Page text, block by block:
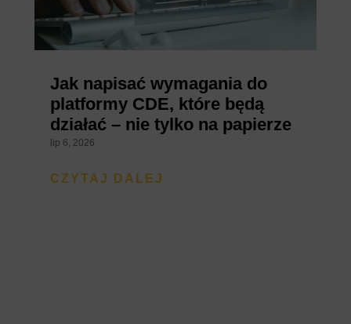
Jak napisać wymagania do
platformy CDE, które będą
działać – nie tylko na papierze
lip 6, 2026
CZYTAJ DALEJ